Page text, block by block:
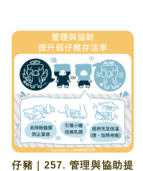
仔豬｜257. 管理與協助提